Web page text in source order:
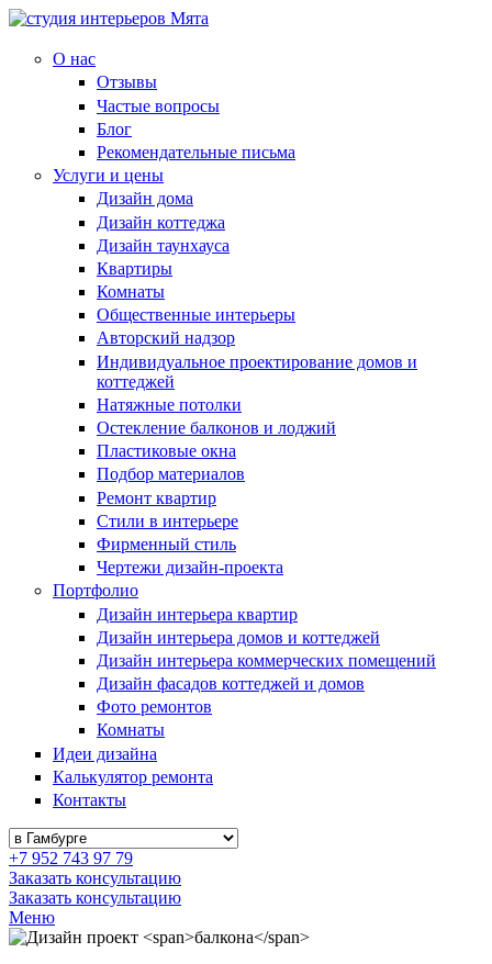
О нас
Отзывы
Частые вопросы
Блог
Рекомендательные письма
Услуги и цены
Дизайн дома
Дизайн коттеджа
Дизайн таунхауса
Квартиры
Комнаты
Общественные интерьеры
Авторский надзор
Индивидуальное проектирование домов и
коттеджей
Натяжные потолки
Остекление балконов и лоджий
Пластиковые окна
Подбор материалов
Ремонт квартир
Стили в интерьере
Фирменный стиль
Чертежи дизайн-проекта
Портфолио
Дизайн интерьера квартир
Дизайн интерьера домов и коттеджей
Дизайн интерьера коммерческих помещений
Дизайн фасадов коттеджей и домов
Фото ремонтов
Комнаты
Идеи дизайна
Калькулятор ремонта
Контакты
+7 952 743 97 79
Заказать консультацию
Заказать консультацию
Меню